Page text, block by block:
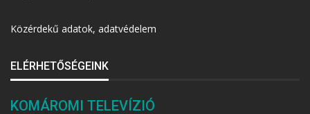
Közérdekű adatok, adatvédelem
ELÉRHETŐSÉGEINK
KOMÁROMI TELEVÍZIÓ